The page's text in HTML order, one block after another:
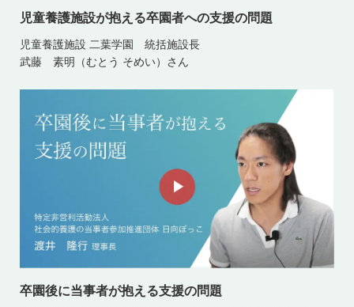
児童養護施設が抱える卒園者への支援の問題
児童養護施設 二葉学園 統括施設長
武藤 素明（むとう そめい）さん
卒園後に当事者が抱える支援の問題